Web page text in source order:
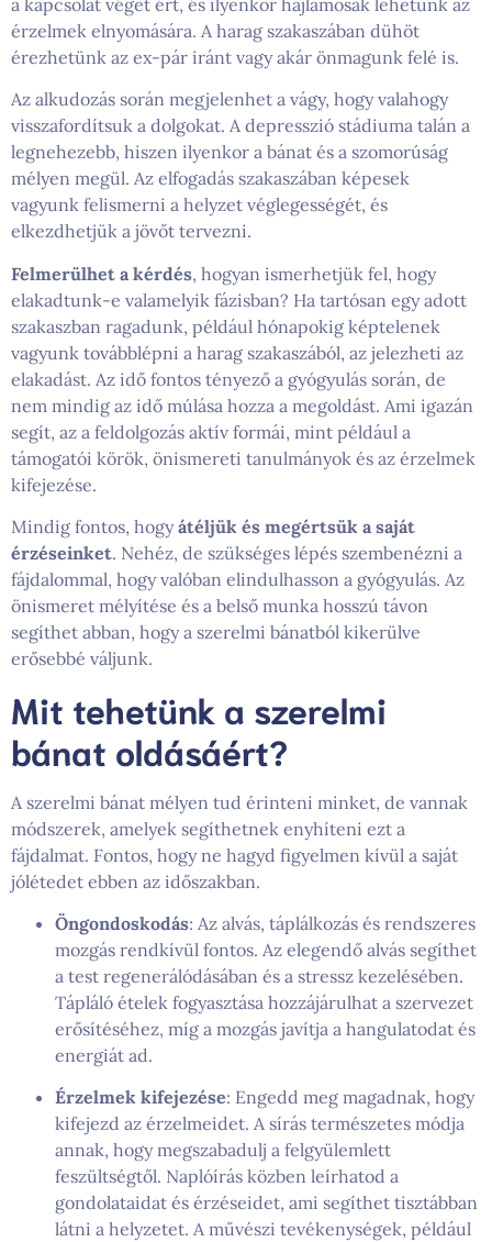
érzelmek elnyomására. A harag szakaszában dühöt
érezhetünk az ex-pár iránt vagy akár önmagunk felé is.
Az alkudozás során megjelenhet a vágy, hogy valahogy
visszafordítsuk a dolgokat. A depresszió stádiuma talán a
legnehezebb, hiszen ilyenkor a bánat és a szomorúság
mélyen megül. Az elfogadás szakaszában képesek
vagyunk felismerni a helyzet véglegességét, és
elkezdhetjük a jövőt tervezni.
Felmerülhet a kérdés, hogyan ismerhetjük fel, hogy
elakadtunk-e valamelyik fázisban? Ha tartósan egy adott
szakaszban ragadunk, például hónapokig képtelenek
vagyunk továbblépni a harag szakaszából, az jelezheti az
elakadást. Az idő fontos tényező a gyógyulás során, de
nem mindig az idő múlása hozza a megoldást. Ami igazán
segít, az a feldolgozás aktív formái, mint például a
támogatói körök, önismereti tanulmányok és az érzelmek
kifejezése.
Mindig fontos, hogyátéljük és megértsük a saját
érzéseinket. Nehéz, de szükséges lépés szembenézni a
fájdalommal, hogy valóban elindulhasson a gyógyulás. Az
önismeret mélyítése és a belső munka hosszú távon
segíthet abban, hogy a szerelmi bánatból kikerülve
erősebbé váljunk.
Mit tehetünk a szerelmi
bánat oldásáért?
A szerelmi bánat mélyen tud érinteni minket, de vannak
módszerek, amelyek segíthetnek enyhíteni ezt a
fájdalmat. Fontos, hogy ne hagyd figyelmen kívül a saját
jólétedet ebben az időszakban.
Öngondoskodás: Az alvás, táplálkozás és rendszeres
mozgás rendkívül fontos. Az elegendő alvás segíthet
a test regenerálódásában és a stressz kezelésében.
Tápláló ételek fogyasztása hozzájárulhat a szervezet
erősítéséhez, míg a mozgás javítja a hangulatodat és
energiát ad.
Érzelmek kifejezése: Engedd meg magadnak, hogy
kifejezd az érzelmeidet. A sírás természetes módja
annak, hogy megszabadulj a felgyülemlett
feszültségtől. Naplóírás közben leírhatod a
gondolataidat és érzéseidet, ami segíthet tisztábban
látni a helyzetet. A művészi tevékenységek, például